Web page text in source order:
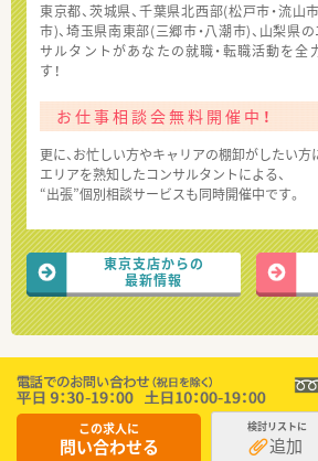
東京都、茨城県、千葉県北西部(松戸市・流山
市)、埼玉県南東部(三郷市・八潮市)、山梨県
サルタントがあなたの就職・転職活動を全
す！
お仕事相談会無料開催中！
更に、お忙しい方やキャリアの棚卸がしたい方
エリアを熟知したコンサルタントによる、
“出張”個別相談サービスも同時開催中です。
東京支店からの
最新情報
この求人に
問い合わせる
検討リストに
追加